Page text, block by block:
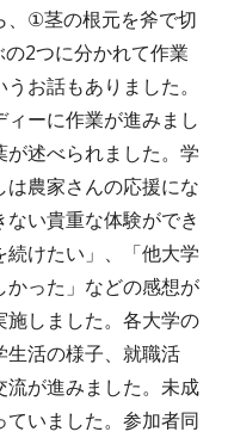
、①茎の根元を斧で切
2つに分かれて作業
お話もありました。
ーに作業が進みまし
述べられました。学
農家さんの応援にな
い貴重な体験ができ
けたい」、「他大学
った」などの感想が
しました。各大学の
生活の様子、就職活
が進みました。未成
いました。参加者同